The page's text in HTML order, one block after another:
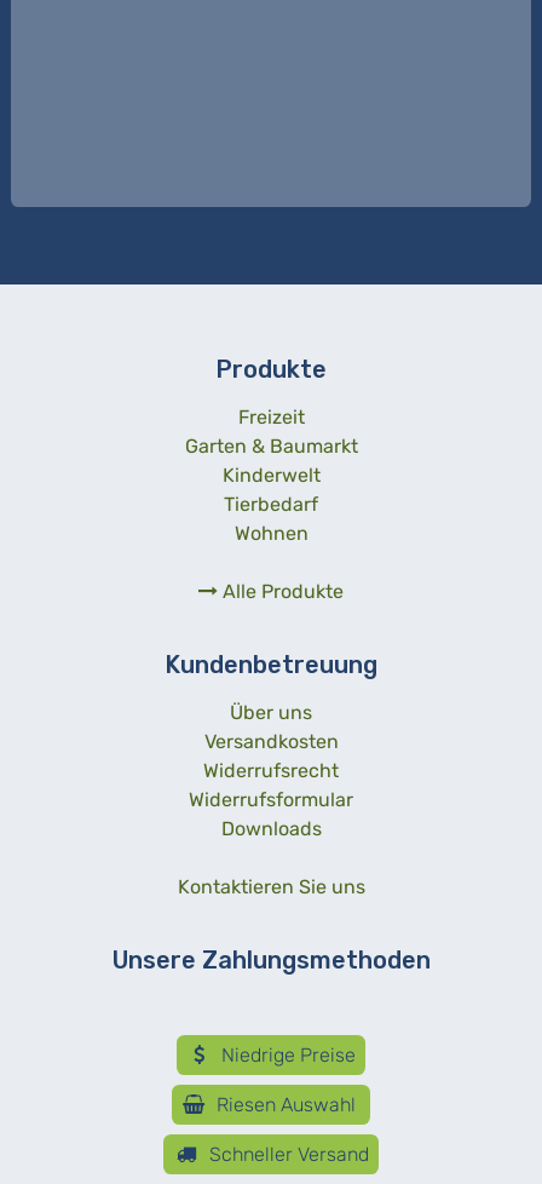
Produkte
Freizeit
Garten & Baumarkt
Kinderwelt
Tierbedarf
Wohnen
Alle Produkte
Kundenbetreuung
Über uns
Versandkosten
Widerrufsrecht
Widerrufsformular
Downloads
Kontaktieren Sie uns
Unsere Zahlungsmethoden
Niedrige Preise
Riesen Auswahl
Schneller Versand